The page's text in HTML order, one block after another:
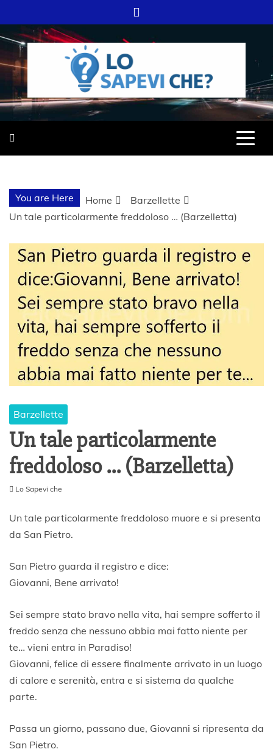
to
content
LO SAPEVI
CHE?
SITO WEB DEL GRUPPO LIFELIVE
You are Here Home
Barzellette
Un tale particolarmente freddoloso … (Barzelletta)
Barzellette
Un tale particolarmente
freddoloso … (Barzelletta)
0
e
b
a
o
0
1
8
Lo Sapevi che
Un tale particolarmente freddoloso muore e si presenta
da San Pietro.
San Pietro guarda il registro e dice:
Giovanni, Bene arrivato!
Sei sempre stato bravo nella vita, hai sempre sofferto il
freddo senza che nessuno abbia mai fatto niente per
te… vieni entra in Paradiso!
Giovanni, felice di essere finalmente arrivato in un luogo
di calore e serenità, entra e si sistema da qualche
parte.
Passa un giorno, passano due, Giovanni si ripresenta da
San Pietro.